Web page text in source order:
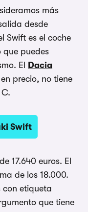
más
desde
Swift es el coche
puedes
El Dacia
precio, no tiene
Swift
17.640 euros. El
de los 18.000.
con etiqueta
que tiene